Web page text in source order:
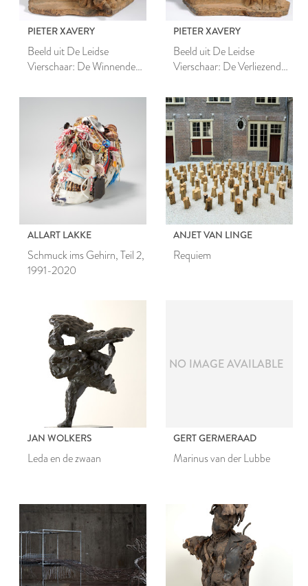
PIETER XAVERY
Beeld uit De Leidse
Vierschaar: De Winnende
PIETER XAVERY
Beeld uit De Leidse
Vierschaar: De Verliezende
ALLART LAKKE
Schmuck ims Gehirn, Teil 2,
1991-2020
ANJET VAN LINGE
Requiem
JAN WOLKERS
Leda en de zwaan
NO IMAGE AVAILABLE
GERT GERMERAAD
Marinus van der Lubbe